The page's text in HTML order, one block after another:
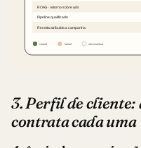
3. Perfil de
contrata cada uma